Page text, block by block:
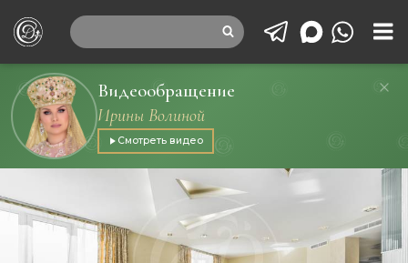
Видеообращение
Ирины Волиной
Смотреть видео